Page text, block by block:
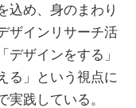
込め、身のまわり
ザインリサーチ活
ザインをする」
る」という視点に
践している。